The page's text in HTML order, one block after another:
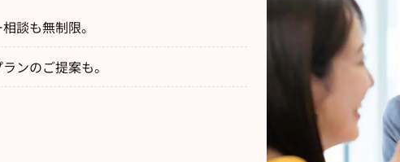
談も無制限。
ンのご提案も。